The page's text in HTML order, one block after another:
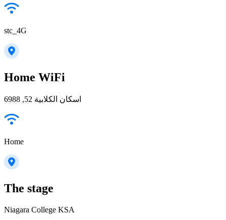
stc_4G
Home WiFi
اسكان الكلابية 52, 6988
Home
The stage
Niagara College KSA